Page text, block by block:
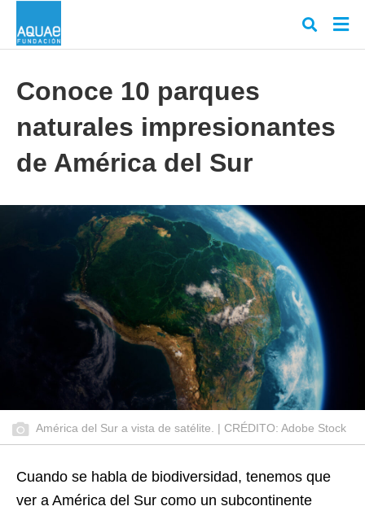
Conoce 10 parques
naturales impresionantes
de América del Sur
América del Sur a vista de satélite. | CRÉDITO: Adobe Stock
Cuando se habla de biodiversidad, tenemos que
ver a América del Sur como un subcontinente